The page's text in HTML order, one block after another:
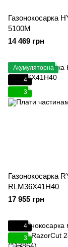
Газонокосарка
5100M
14 469 грн
Акумуляторна
4
3
Газонокосарка
RLM36X41H40
17 955 грн
4
3